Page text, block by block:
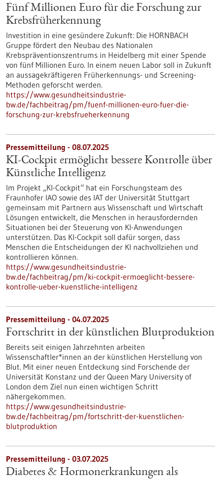
Fünf Millionen Euro für die Forschung zur
Krebsfrüherkennung
Investition in eine gesündere Zukunft: Die HORNBACH
Gruppe fördert den Neubau des Nationalen
Krebspräventionszentrums in Heidelberg mit einer Spende
von fünf Millionen Euro. In einem neuen Labor soll in Zukunft
an aussagekräftigeren Früherkennungs- und Screening-
Methoden geforscht werden.
https://www.gesundheitsindustrie-
bw.de/fachbeitrag/pm/fuenf-millionen-euro-fuer-die-
forschung-zur-krebsfrueherkennung
Pressemitteilung - 08.07.2025
KI-Cockpit ermöglicht bessere Kontrolle über
Künstliche Intelligenz
Im Projekt „KI-Cockpit“ hat ein Forschungsteam des
Fraunhofer IAO sowie des IAT der Universität Stuttgart
gemeinsam mit Partnern aus Wissenschaft und Wirtschaft
Lösungen entwickelt, die Menschen in herausfordernden
Situationen bei der Steuerung von KI-Anwendungen
unterstützen. Das KI-Cockpit soll dafür sorgen, dass
Menschen die Entscheidungen der KI nachvollziehen und
kontrollieren können.
https://www.gesundheitsindustrie-
bw.de/fachbeitrag/pm/ki-cockpit-ermoeglicht-bessere-
kontrolle-ueber-kuenstliche-intelligenz
Pressemitteilung - 04.07.2025
Fortschritt in der künstlichen Blutproduktion
Bereits seit einigen Jahrzehnten arbeiten
Wissenschaftler*innen an der künstlichen Herstellung von
Blut. Mit einer neuen Entdeckung sind Forschende der
Universität Konstanz und der Queen Mary University of
London dem Ziel nun einen wichtigen Schritt
nähergekommen.
https://www.gesundheitsindustrie-
bw.de/fachbeitrag/pm/fortschritt-der-kuenstlichen-
blutproduktion
Pressemitteilung - 03.07.2025
Diabetes & Hormonerkrankungen als